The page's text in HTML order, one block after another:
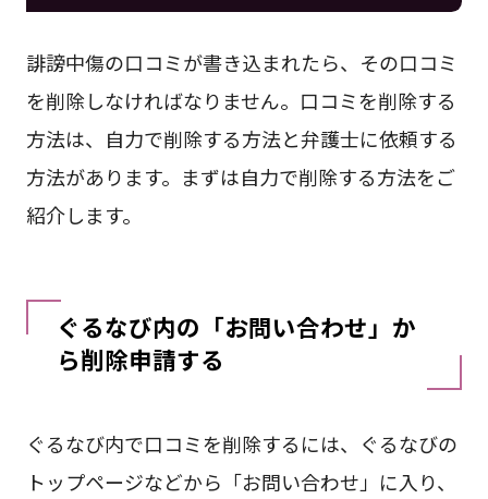
誹謗中傷の口コミが書き込まれたら、その口コミ
を削除しなければなりません。口コミを削除する
方法は、自力で削除する方法と弁護士に依頼する
方法があります。まずは自力で削除する方法をご
紹介します。
ぐるなび内の「お問い合わせ」か
ら削除申請する
ぐるなび内で口コミを削除するには、ぐるなびの
トップページなどから「お問い合わせ」に入り、